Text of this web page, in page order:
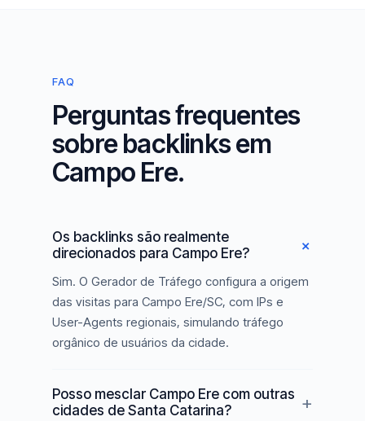
FAQ
Perguntas frequentes
sobre backlinks em
Campo Ere.
Os backlinks são realmente
direcionados para Campo Ere?
Sim. O Gerador de Tráfego configura a origem
das visitas para Campo Ere/SC, com IPs e
User-Agents regionais, simulando tráfego
orgânico de usuários da cidade.
Posso mesclar Campo Ere com outras
cidades de Santa Catarina?